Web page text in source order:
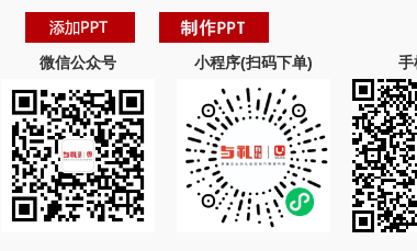
微信公众号 小程序(扫码下单) 手